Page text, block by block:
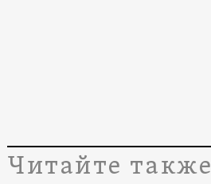
Читайте также